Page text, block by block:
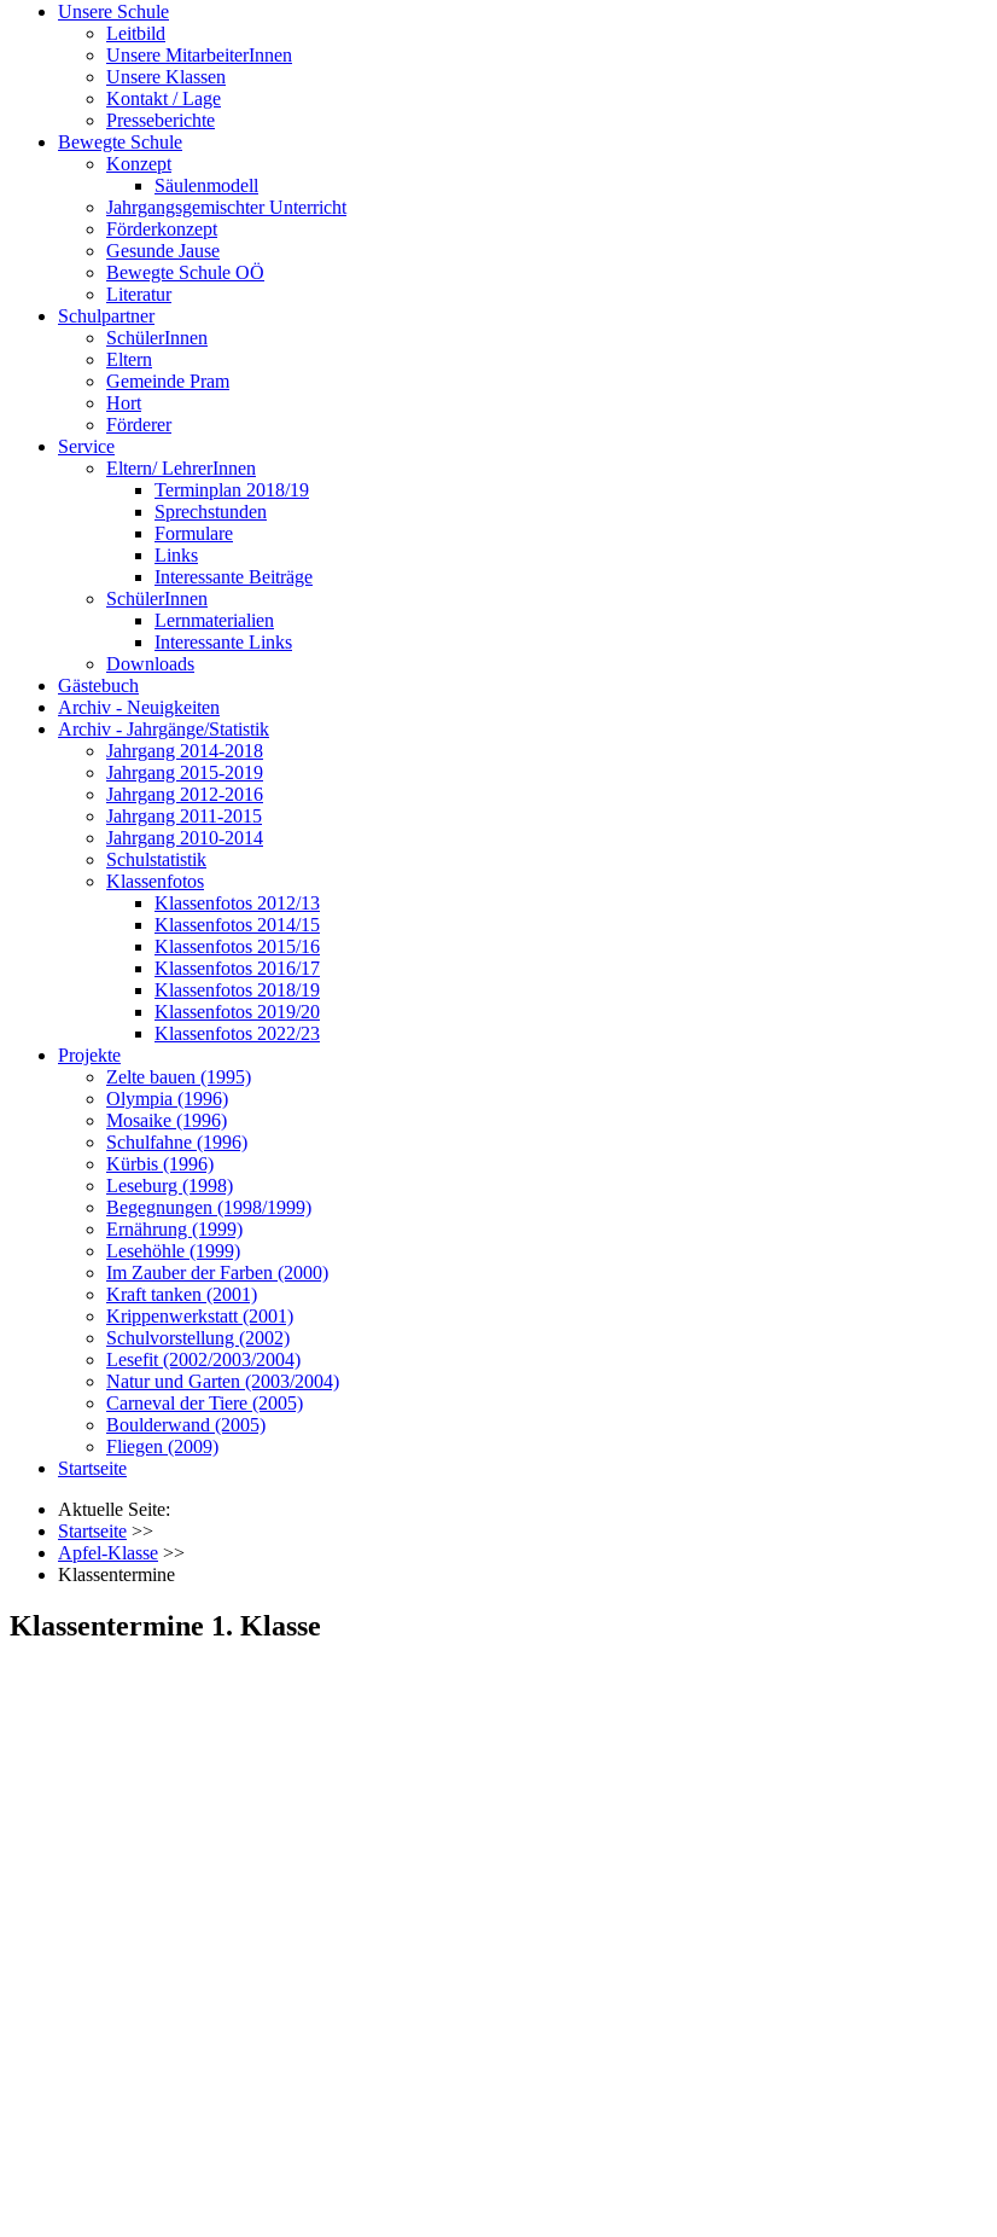
Unsere Schule
Leitbild
Unsere MitarbeiterInnen
Unsere Klassen
Kontakt / Lage
Presseberichte
Bewegte Schule
Konzept
Säulenmodell
Jahrgangsgemischter Unterricht
Förderkonzept
Gesunde Jause
Bewegte Schule OÖ
Literatur
Schulpartner
SchülerInnen
Eltern
Gemeinde Pram
Hort
Förderer
Service
Eltern/ LehrerInnen
Terminplan 2018/19
Sprechstunden
Formulare
Links
Interessante Beiträge
SchülerInnen
Lernmaterialien
Interessante Links
Downloads
Gästebuch
Archiv - Neuigkeiten
Archiv - Jahrgänge/Statistik
Jahrgang 2014-2018
Jahrgang 2015-2019
Jahrgang 2012-2016
Jahrgang 2011-2015
Jahrgang 2010-2014
Schulstatistik
Klassenfotos
Klassenfotos 2012/13
Klassenfotos 2014/15
Klassenfotos 2015/16
Klassenfotos 2016/17
Klassenfotos 2018/19
Klassenfotos 2019/20
Klassenfotos 2022/23
Projekte
Zelte bauen (1995)
Olympia (1996)
Mosaike (1996)
Schulfahne (1996)
Kürbis (1996)
Leseburg (1998)
Begegnungen (1998/1999)
Ernährung (1999)
Lesehöhle (1999)
Im Zauber der Farben (2000)
Kraft tanken (2001)
Krippenwerkstatt (2001)
Schulvorstellung (2002)
Lesefit (2002/2003/2004)
Natur und Garten (2003/2004)
Carneval der Tiere (2005)
Boulderwand (2005)
Fliegen (2009)
Startseite
Aktuelle Seite:
Startseite >>
Apfel-Klasse >>
Klassentermine
Klassentermine 1. Klasse